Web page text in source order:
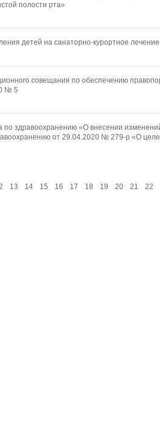
полости рта»
детей на санаторно-курортное лечение
совещания по обеспечению
№ 5
по здравоохранению «О внесении
от 29.04.2020 № 279-р «О
13 14 15 16 17 18 19 20 21 22